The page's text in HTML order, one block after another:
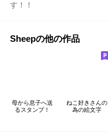
す！！
Sheepの他の作品
母から息子へ送
るスタンプ！
ねこ好きさんの
為の絵文字